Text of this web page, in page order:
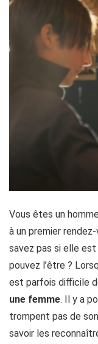
Vous êtes un
à un premier
savez pas si elle
pouvez l’être ?
est parfois difficile
une femme. Il y a
trompent pas de
savoir les